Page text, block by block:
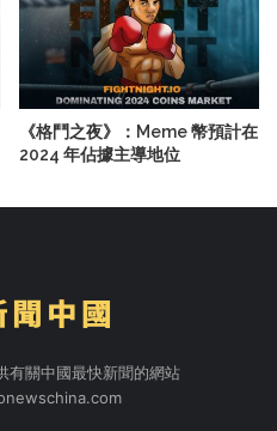
《格鬥之夜》：Meme 幣預計在
2024 年佔據主導地位
有關中國最快新聞的網站